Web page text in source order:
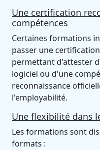
Une certification
compétences
Certaines formations
passer une
permettant d'attester
logiciel ou d'une
reconnaissance
l'employabilité.
Une flexibilité dans
Les formations sont
formats :